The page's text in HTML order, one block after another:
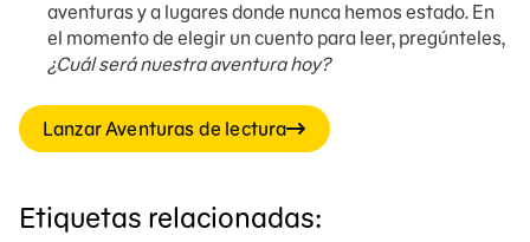
aventuras y a lugares donde nunca hemos estado. En
el momento de elegir un cuento para leer, pregúnteles,
¿Cuál será nuestra aventura hoy?
Lanzar Aventuras de lectura
Etiquetas relacionadas: